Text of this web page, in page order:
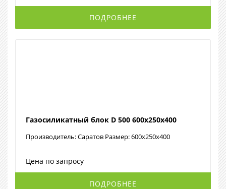
ПОДРОБНЕЕ
Газосиликатный блок D 500 600х250х400
Производитель: Саратов Размер: 600х250х400
Цена по запросу
ПОДРОБНЕЕ